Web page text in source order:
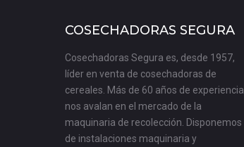
COSECHADORAS SEGURA
Cosechadoras Segura es, desde 1957,
líder en venta de cosechadoras de
cereales. Más de 60 años de experiencia
nos avalan en el mercado de la
maquinaria de recolección. Disponemos
de instalaciones maquinaria y